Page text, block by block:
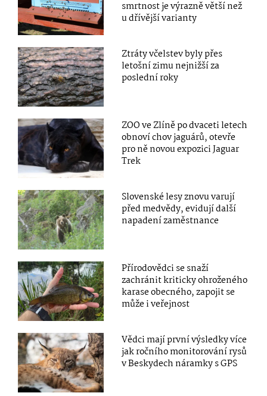
smrtnost je výrazně větší než
u dřívější varianty
Ztráty včelstev byly přes
letošní zimu nejnižší za
poslední roky
ZOO ve Zlíně po dvaceti letech
obnoví chov jaguárů, otevře
pro ně novou expozici Jaguar
Trek
Slovenské lesy znovu varují
před medvědy, evidují další
napadení zaměstnance
Přírodovědci se snaží
zachránit kriticky ohroženého
karase obecného, zapojit se
může i veřejnost
Vědci mají první výsledky více
jak ročního monitorování rysů
v Beskydech náramky s GPS